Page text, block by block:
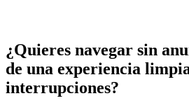
¿Quieres navegar sin
de una experiencia
interrupciones?